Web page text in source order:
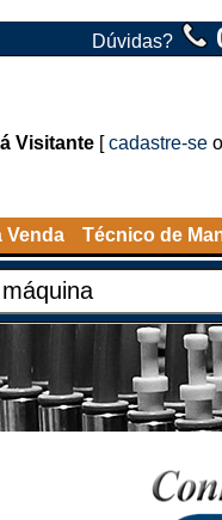
Dúvidas?
Visitante [cadastre-se
Venda Técnico de